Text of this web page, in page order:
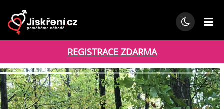
REGISTRACE ZDARMA